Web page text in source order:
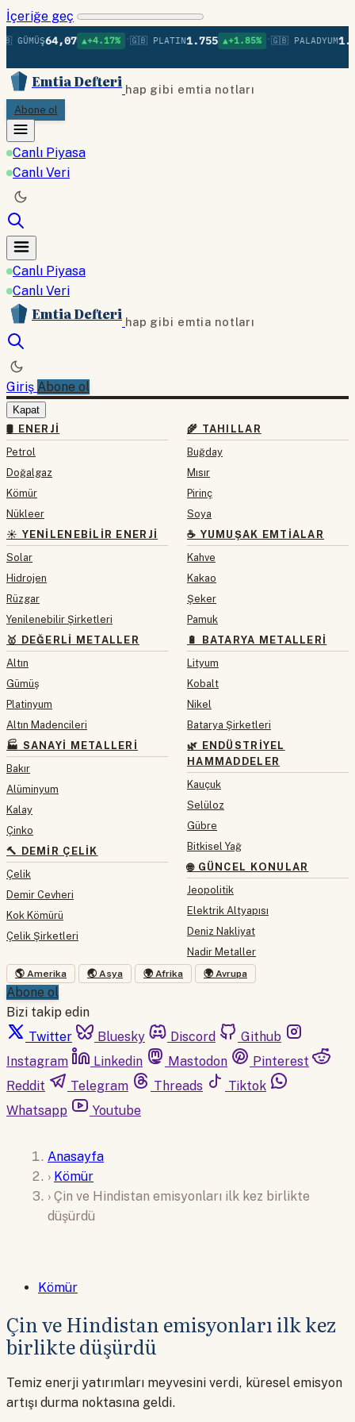
İçeriğe geç
64,07 ▲+4.17% •🇬🇧 PLATIN1.755 ▲+1.85% •🇬🇧 PALADYUM
Emtia Defteri hap gibi emtia notları
Abone ol
Canlı Piyasa
Canlı Veri
Canlı Piyasa
Canlı Veri
Emtia Defteri hap gibi emtia notları
Giriş Abone ol
Kapat
🛢 ENERJI
Petrol
Doğalgaz
Kömür
Nükleer
☀️ YENILENEBILIR ENERJI
Solar
Hidrojen
Rüzgar
Yenilenebilir Şirketleri
🥇 DEĞERLI METALLER
Altın
Gümüş
Platinyum
Altın Madencileri
🏭 SANAYI METALLERI
Bakır
Alüminyum
Kalay
Çinko
🔨 DEMIR ÇELIK
Çelik
Demir Cevheri
Kok Kömürü
Çelik Şirketleri
🌾 TAHILLAR
Buğday
Mısır
Pirinç
Soya
☕ YUMUŞAK EMTIALAR
Kahve
Kakao
Şeker
Pamuk
🔋 BATARYA METALLERI
Lityum
Kobalt
Nikel
Batarya Şirketleri
🌿 ENDÜSTRIYEL
HAMMADDELER
Kauçuk
Selüloz
Gübre
Bitkisel Yağ
🌐 GÜNCEL KONULAR
Jeopolitik
Elektrik Altyapısı
Deniz Nakliyat
Nadir Metaller
🌎 Amerika 🌏 Asya 🌍 Afrika 🌍 Avrupa
Abone ol
Bizi takip edin
Twitter
Bluesky Discord
Github
Instagram
Linkedin Mastodon
Pinterest
Reddit
Telegram Threads
Tiktok
Whatsapp
Youtube
Anasayfa
› Kömür
› Çin ve Hindistan emisyonları ilk kez birlikte
düşürdü
Kömür
Çin ve Hindistan emisyonları ilk kez
birlikte düşürdü
Temiz enerji yatırımları meyvesini verdi, küresel emisyon
artışı durma noktasına geldi.